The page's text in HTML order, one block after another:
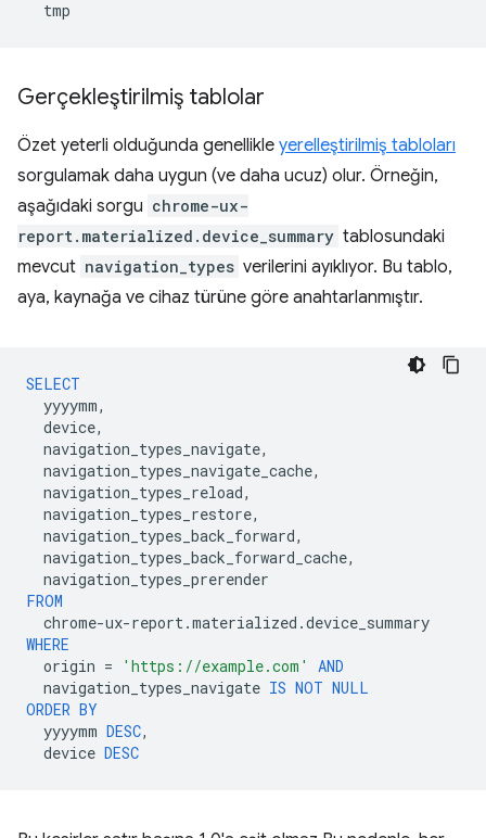
Gerçekleştirilmiş tablolar
Özet yeterli olduğunda genellikle yerelleştirilmiş tabloları
sorgulamak daha uygun (ve daha ucuz) olur. Örneğin,
aşağıdaki sorgu chrome-ux-
report.materialized.device_summary tablosundaki
mevcut navigation_types verilerini ayıklıyor. Bu tablo,
aya, kaynağa ve cihaz türüne göre anahtarlanmıştır.
SELECT
yyyymm,
device,
navigation_types_navigate,
navigation_types_navigate_cache,
navigation_types_reload,
navigation_types_restore,
navigation_types_back_forward,
navigation_types_back_forward_cache,
navigation_types_prerender
FROM
chrome-ux-report.materialized .device_summary
WHERE
origin = 'https://example.com'
AND
navigation_types_navigate IS NOT NULL
ORDER BY
yyyymm DESC,
device DESC